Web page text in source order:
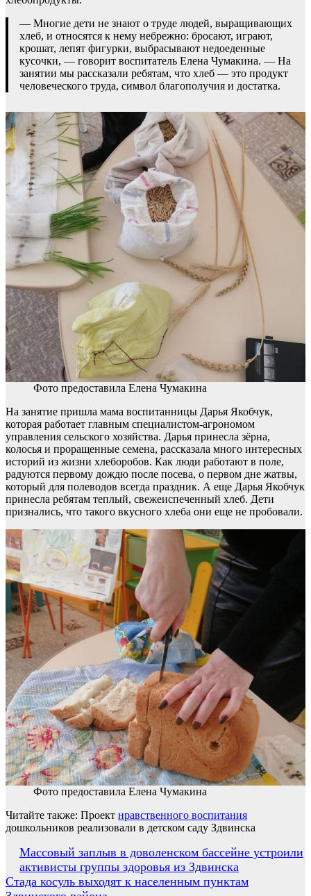
— Многие дети не знают о труде людей, выращивающих
хлеб, и относятся к нему небрежно: бросают, играют,
крошат, лепят фигурки, выбрасывают недоеденные
кусочки, — говорит воспитатель Елена Чумакина. — На
занятии мы рассказали ребятам, что хлеб — это продукт
человеческого труда, символ благополучия и достатка.
Фото предоставила Елена Чумакина
На занятие пришла мама воспитанницы Дарья Якобчук,
которая работает главным специалистом-агрономом
управления сельского хозяйства. Дарья принесла зёрна,
колосья и проращенные семена, рассказала много интересных
историй из жизни хлеборобов. Как люди работают в поле,
радуются первому дождю после посева, о первом дне жатвы,
который для полеводов всегда праздник. А еще Дарья Якобчук
принесла ребятам теплый, свежеиспеченный хлеб. Дети
признались, что такого вкусного хлеба они еще не пробовали.
Фото предоставила Елена Чумакина
Читайте также: Проект нравственного воспитания
дошкольников реализовали в детском саду Здвинска
Навигация
по
записям
Массовый заплыв в доволенском бассейне устроили
активисты группы здоровья из Здвинска
Стада косуль выходят к населенным пунктам